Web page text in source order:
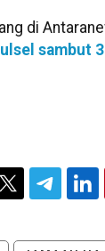
di
sambut